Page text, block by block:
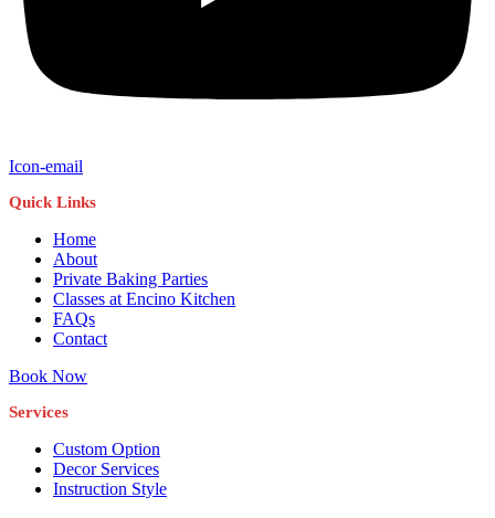
Icon-email
Quick Links
Home
About
Private Baking Parties
Classes at Encino Kitchen
FAQs
Contact
Book Now
Services
Custom Option
Decor Services
Instruction Style